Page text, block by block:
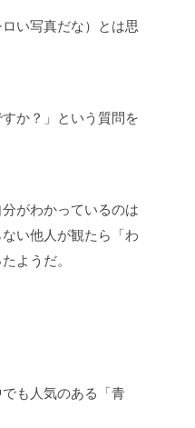
い写真だな）とは思
か？」という質問を
分がわかっているのは
い他人が観たら「わ
ようだ。
も人気のある「青